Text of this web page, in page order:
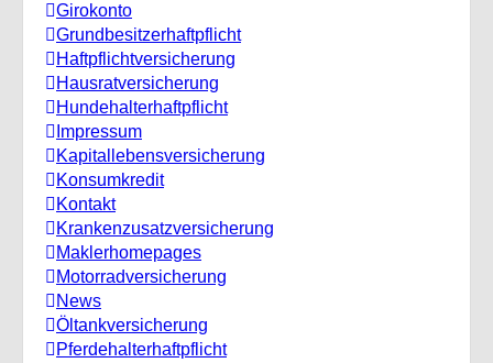
Girokonto
Grundbesitzerhaftpflicht
Haftpflichtversicherung
Hausratversicherung
Hundehalterhaftpflicht
Impressum
Kapitallebensversicherung
Konsumkredit
Kontakt
Krankenzusatzversicherung
Maklerhomepages
Motorradversicherung
News
Öltankversicherung
Pferdehalterhaftpflicht